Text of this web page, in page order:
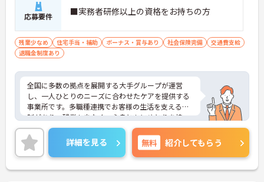
応募要件 ■実務者研修以上の資格をお持ちの方
残業少なめ 住宅手当・補助 ボーナス・賞与あり 社会保険完備
交通費支給
退職金制度あり
全国に多数の拠点を展開する大手グループが運営
し、一人ひとりのニーズに合わせたケアを提供する
事業所です。多職種連携でお客様の生活を支える体
制があり、残業も少なく、心身ともにゆとりを持っ
て業務に取り組むことが可能です。髪色やネイルな
どが原則自由となっており、ご自身の個性を大切に
しながら働ける点も大きな魅力です。教育体制につ
いては、OJTでの丁寧な指導や定期的な面談、資格
取得支援制度が充実しており、入社後も着実にスキ
詳細を見る 無料 紹介してもらう